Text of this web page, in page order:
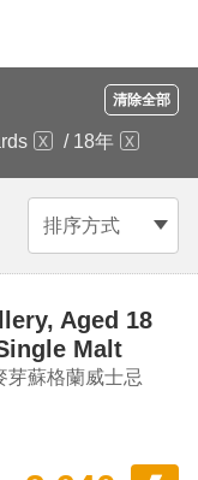
清除全部
/ 18年
排序方式
Aged 18
Malt
芽蘇格蘭威士忌